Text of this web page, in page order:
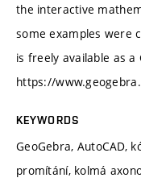
the interactive
some examples were
is freely available as a
https://
KEYWORDS
GeoGebra, AutoCAD,
promítání, kolmá